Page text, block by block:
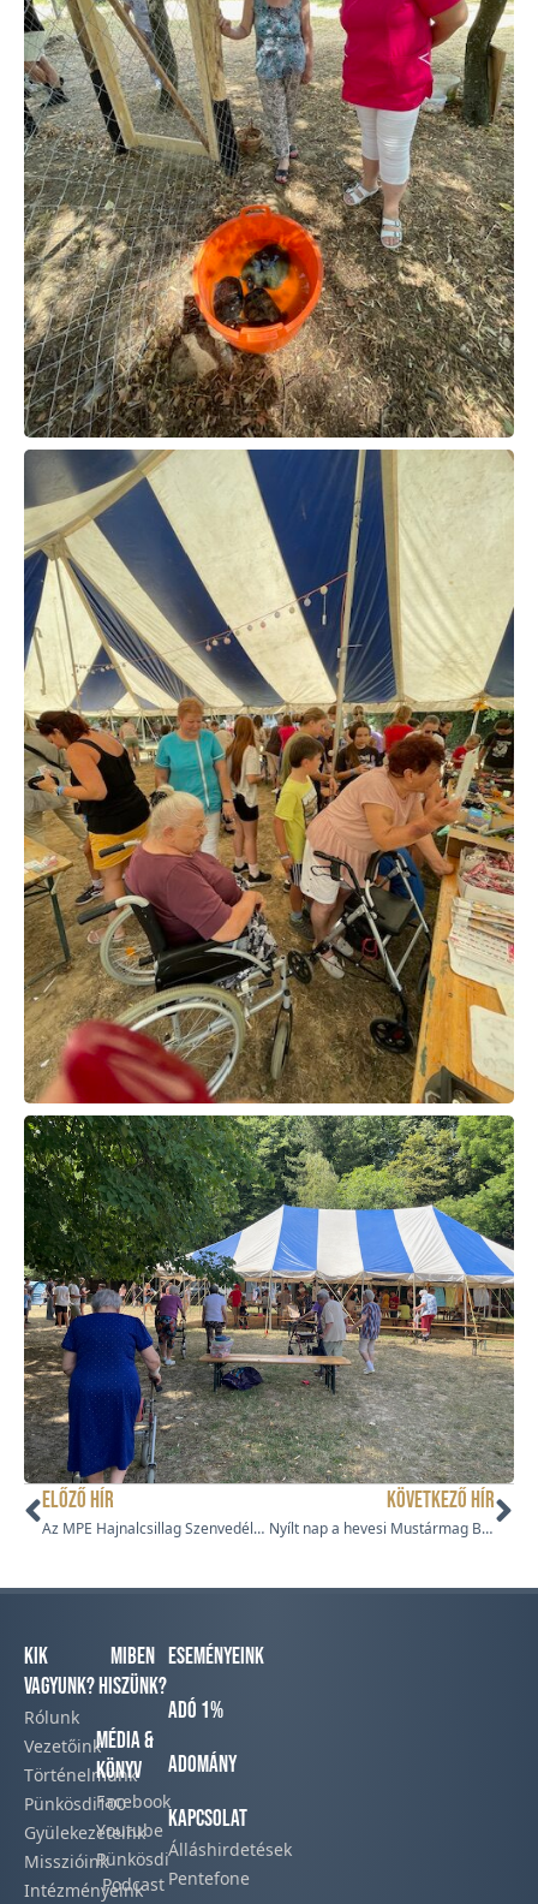
ELŐZŐ HÍR
Az MPE Hajnalcsillag Szenvedélybetegek Rehabilitációs Otthona a Csillagpont táborban
KÖVETKEZŐ HÍR
Nyílt nap a hevesi Mustármag Bölcsődében
Kik
vagyunk?
Rólunk
Vezetőink
Történelmünk​
Pünkösdi100
Gyülekezeteink​
Misszióink​
Intézményeink
Miben
hiszünk?
Média &
Könyv
Facebook​
Youtube
Pünkösdi
Podcast​
Eseményeink
Adó 1%
Adomány
Kapcsolat
Álláshirdetések
Pentefone